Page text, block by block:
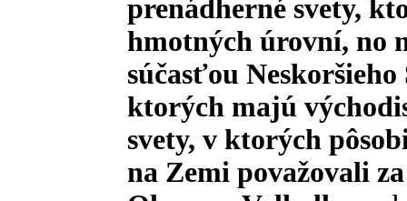
prenádherné svety,
hmotných úrovní, no
súčasťou
ktorých majú
svety, v ktorých
na Zemi považovali